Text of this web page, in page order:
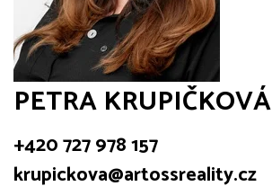
PETRA KRUPIČKOVÁ
+420 727 978 157
krupickova@artossreality.cz